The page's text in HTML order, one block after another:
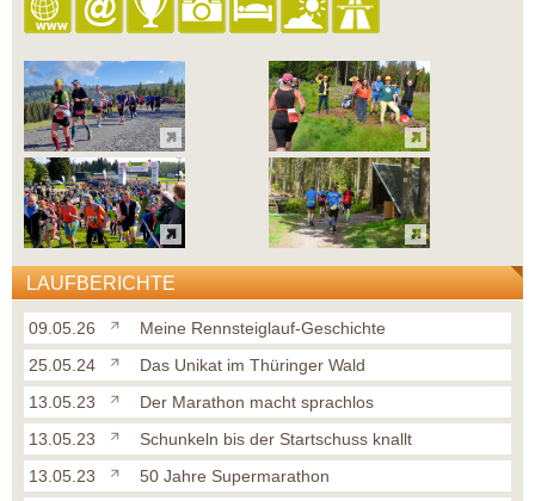
LAUFBERICHTE
09.05.26
Meine Rennsteiglauf-Geschichte
25.05.24
Das Unikat im Thüringer Wald
13.05.23
Der Marathon macht sprachlos
13.05.23
Schunkeln bis der Startschuss knallt
13.05.23
50 Jahre Supermarathon